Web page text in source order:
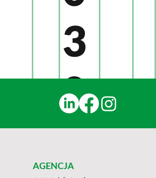
3
0
1
AGENCJA